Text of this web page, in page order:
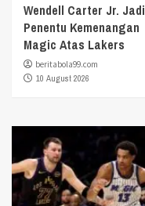
Wendell Carter Jr. Jadi
Penentu Kemenangan
Magic Atas Lakers
beritabola99.com
10 August 2026